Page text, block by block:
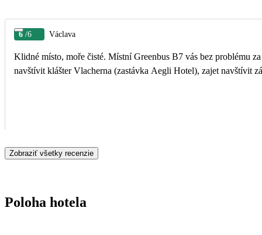
6 /6 Václava
Klidné místo, moře čisté. Místní Greenbus B7 vás bez problému
navštívit klášter Vlacherna (zastávka Aegli Hotel), zajet navštívit
Zobraziť všetky recenzie
Poloha hotela